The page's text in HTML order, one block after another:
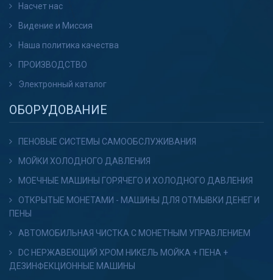
Галерея
Контакт
Насчет нас
Видение и Миссия
Наша политика качества
ПРОИЗВОДСТВО
Электронный каталог
ОБОРУДОВАНИЕ
ПЕНОВЫЕ СИСТЕМЫ САМООБСЛУЖИВАНИЯ
МОЙКИ ХОЛОДНОГО ДАВЛЕНИЯ
МОЕЧНЫЕ МАШИНЫ ГОРЯЧЕГО И ХОЛОДНОГО ДАВЛЕНИЯ
ОТКРЫТЫЕ МОНЕТАМИ - МАШИНЫ ДЛЯ ОТМЫВКИ ДЕНЕГ И
ПЕНЫ
АВТОМОБИЛЬНАЯ ЧИСТКА С МОНЕТНЫМ УПРАВЛЕНИЕМ
DC НЕРЖАВЕЮЩИЙ ХРОМ НИКЕЛЬ МОЙКА + ПЕНА +
ДЕЗИНФЕКЦИОННЫЕ МАШИНЫ